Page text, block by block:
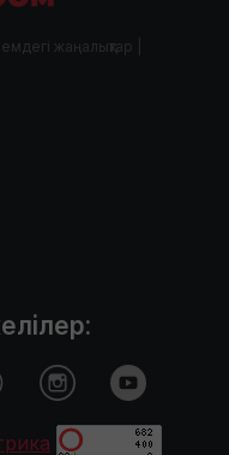
жаңалықтар |